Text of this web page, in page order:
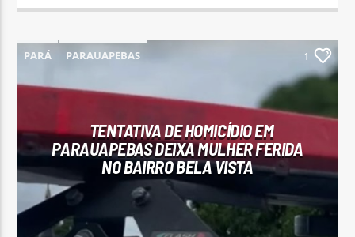
PARÁ PARAUAPEBAS 1
TENTATIVA DE HOMICÍDIO EM
PARAUAPEBAS DEIXA MULHER FERIDA
NO BAIRRO BELA VISTA